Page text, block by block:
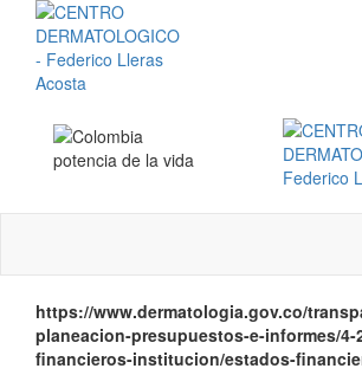
https://www.dermatologia.gov.co/
planeacion-presupuestos-e-informes/4-
financieros-institucion/estados-